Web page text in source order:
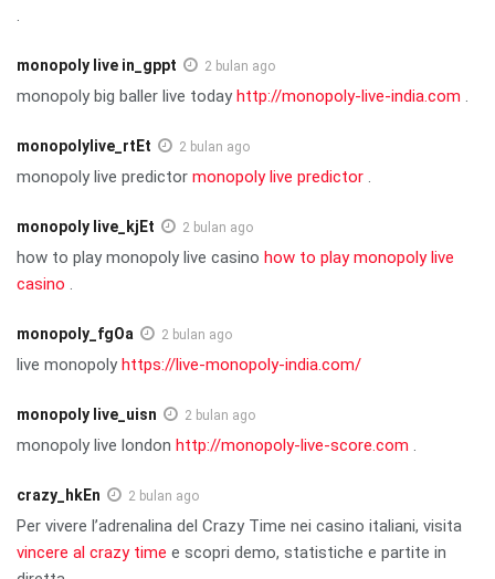
.
monopoly live in_gppt 2 bulan ago
monopoly big baller live todayhttp://monopoly-live-india.com .
monopolylive_rtEt 2 bulan ago
monopoly live predictor monopoly live predictor .
monopoly live_kjEt 2 bulan ago
how to play monopoly live casino how to play monopoly live
casino .
monopoly_fgOa 2 bulan ago
live monopolyhttps://live-monopoly-india.com/
monopoly live_uisn 2 bulan ago
monopoly live london http://monopoly-live-score.com .
crazy_hkEn 2 bulan ago
Per vivere l’adrenalina del Crazy Time nei casino italiani, visita
vincere al crazy time e scopri demo, statistiche e partite in